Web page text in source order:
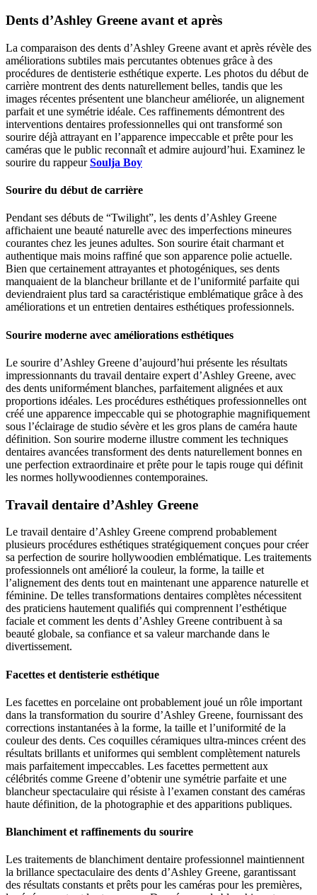
Dents d’Ashley Greene avant et après
La comparaison des dents d’Ashley Greene avant et après révèle des
améliorations subtiles mais percutantes obtenues grâce à des
procédures de dentisterie esthétique experte. Les photos du début de
carrière montrent des dents naturellement belles, tandis que les
images récentes présentent une blancheur améliorée, un alignement
parfait et une symétrie idéale. Ces raffinements démontrent des
interventions dentaires professionnelles qui ont transformé son
sourire déjà attrayant en l’apparence impeccable et prête pour les
caméras que le public reconnaît et admire aujourd’hui. Examinez le
sourire du rappeurSoulja Boy
Sourire du début de carrière
Pendant ses débuts de “Twilight”, les dents d’Ashley Greene
affichaient une beauté naturelle avec des imperfections mineures
courantes chez les jeunes adultes. Son sourire était charmant et
authentique mais moins raffiné que son apparence polie actuelle.
Bien que certainement attrayantes et photogéniques, ses dents
manquaient de la blancheur brillante et de l’uniformité parfaite qui
deviendraient plus tard sa caractéristique emblématique grâce à des
améliorations et un entretien dentaires esthétiques professionnels.
Sourire moderne avec améliorations esthétiques
Le sourire d’Ashley Greene d’aujourd’hui présente les résultats
impressionnants du travail dentaire expert d’Ashley Greene, avec
des dents uniformément blanches, parfaitement alignées et aux
proportions idéales. Les procédures esthétiques professionnelles ont
créé une apparence impeccable qui se photographie magnifiquement
sous l’éclairage de studio sévère et les gros plans de caméra haute
définition. Son sourire moderne illustre comment les techniques
dentaires avancées transforment des dents naturellement bonnes en
une perfection extraordinaire et prête pour le tapis rouge qui définit
les normes hollywoodiennes contemporaines.
Travail dentaire d’Ashley Greene
Le travail dentaire d’Ashley Greene comprend probablement
plusieurs procédures esthétiques stratégiquement conçues pour créer
sa perfection de sourire hollywoodien emblématique. Les traitements
professionnels ont amélioré la couleur, la forme, la taille et
l’alignement des dents tout en maintenant une apparence naturelle et
féminine. De telles transformations dentaires complètes nécessitent
des praticiens hautement qualifiés qui comprennent l’esthétique
faciale et comment les dents d’Ashley Greene contribuent à sa
beauté globale, sa confiance et sa valeur marchande dans le
divertissement.
Facettes et dentisterie esthétique
Les facettes en porcelaine ont probablement joué un rôle important
dans la transformation du sourire d’Ashley Greene, fournissant des
corrections instantanées à la forme, la taille et l’uniformité de la
couleur des dents. Ces coquilles céramiques ultra-minces créent des
résultats brillants et uniformes qui semblent complètement naturels
mais parfaitement impeccables. Les facettes permettent aux
célébrités comme Greene d’obtenir une symétrie parfaite et une
blancheur spectaculaire qui résiste à l’examen constant des caméras
haute définition, de la photographie et des apparitions publiques.
Blanchiment et raffinements du sourire
Les traitements de blanchiment dentaire professionnel maintiennent
la brillance spectaculaire des dents d’Ashley Greene, garantissant
des résultats constants et prêts pour les caméras pour les premières,